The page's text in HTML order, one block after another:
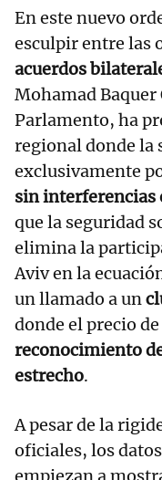
En este nuevo
esculpir entre las
acuerdos
Mohamad
Parlamento, ha
regional donde la
exclusivamente
sin
que la seguridad
elimina la
Aviv en la
un llamado a un
donde el precio
reconocimiento
estrecho.
A pesar de la
oficiales, los